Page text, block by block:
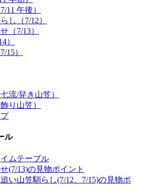
11 午後）
し（7/12）
（7/13）
）
15）
流/舁き山笠）
り山笠）
ル
ムテーブル
(7/13)の見物ポイント
い山笠馴らし(7/12、7/15)の見物ポ